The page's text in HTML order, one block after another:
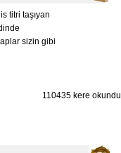
titri taşıyan
sizin gibi
110435 kere okundu